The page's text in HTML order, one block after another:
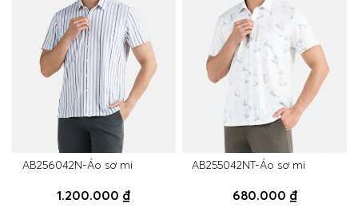
AB256042N-Áo sơ mi
1.200.000 ₫
AB255042NT-Áo sơ mi
680.000 ₫